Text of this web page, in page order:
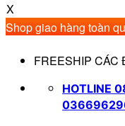
X
Shop giao hàng toàn
qua
FREESHIP CÁC
HOTLINE